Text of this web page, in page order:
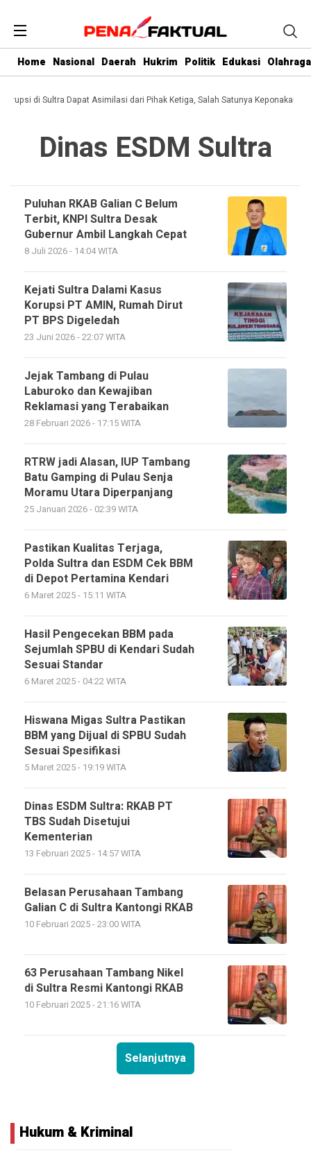
Home Nasional Daerah Hukrim Politik Edukasi Olahraga
di Sultra Dapat Asimilasi dari Pihak Ketiga, Salah Satunya Keponakan
Dinas ESDM Sultra
Puluhan RKAB Galian C Belum
Terbit, KNPI Sultra Desak
Gubernur Ambil Langkah Cepat
8 Juli 2026 - 14:04 WITA
Kejati Sultra Dalami Kasus
Korupsi PT AMIN, Rumah Dirut
PT BPS Digeledah
23 Juni 2026 - 22:07 WITA
Jejak Tambang di Pulau
Laburoko dan Kewajiban
Reklamasi yang Terabaikan
28 Februari 2026 - 17:15 WITA
RTRW jadi Alasan, IUP Tambang
Batu Gamping di Pulau Senja
Moramu Utara Diperpanjang
25 Januari 2026 - 02:39 WITA
Pastikan Kualitas Terjaga,
Polda Sultra dan ESDM Cek BBM
di Depot Pertamina Kendari
6 Maret 2025 - 15:11 WITA
Hasil Pengecekan BBM pada
Sejumlah SPBU di Kendari Sudah
Sesuai Standar
6 Maret 2025 - 04:22 WITA
Hiswana Migas Sultra Pastikan
BBM yang Dijual di SPBU Sudah
Sesuai Spesifikasi
5 Maret 2025 - 19:19 WITA
Dinas ESDM Sultra: RKAB PT
TBS Sudah Disetujui
Kementerian
13 Februari 2025 - 14:57 WITA
Belasan Perusahaan Tambang
Galian C di Sultra Kantongi RKAB
10 Februari 2025 - 23:00 WITA
63 Perusahaan Tambang Nikel
di Sultra Resmi Kantongi RKAB
10 Februari 2025 - 21:16 WITA
Selanjutnya
Hukum & Kriminal